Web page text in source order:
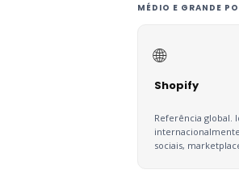
MÉDIO E GRANDE
🌐
Shopify
Referência global.
sociais,